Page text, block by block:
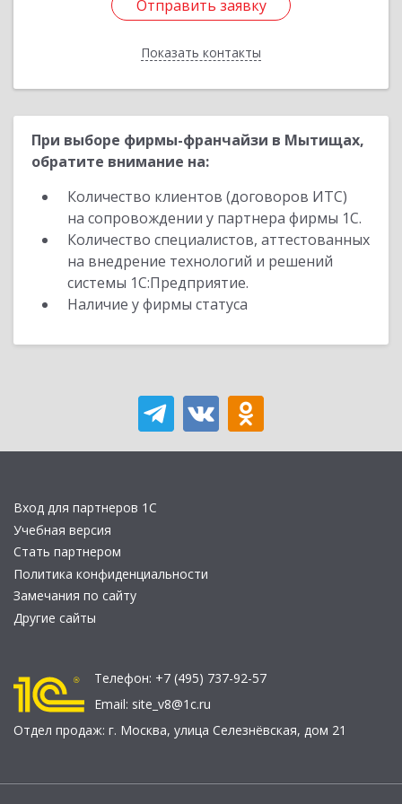
Отправить заявку
Показать контакты
Отправить заявку
Назад
При выборе фирмы-франчайзи в Мытищах,
обратите внимание на:
Количество клиентов (договоров ИТС)
на сопровождении у партнера фирмы 1С.
Количество специалистов, аттестованных
на внедрение технологий и решений
системы 1С:Предприятие.
Наличие у фирмы статуса
Вход для партнеров 1С
Учебная версия
Стать партнером
Политика конфиденциальности
Замечания по сайту
Другие сайты
Телефон: +7 (495) 737-92-57
Email: site_v8@1c.ru
Отдел продаж: г. Москва, улица Селезнёвская, дом 21